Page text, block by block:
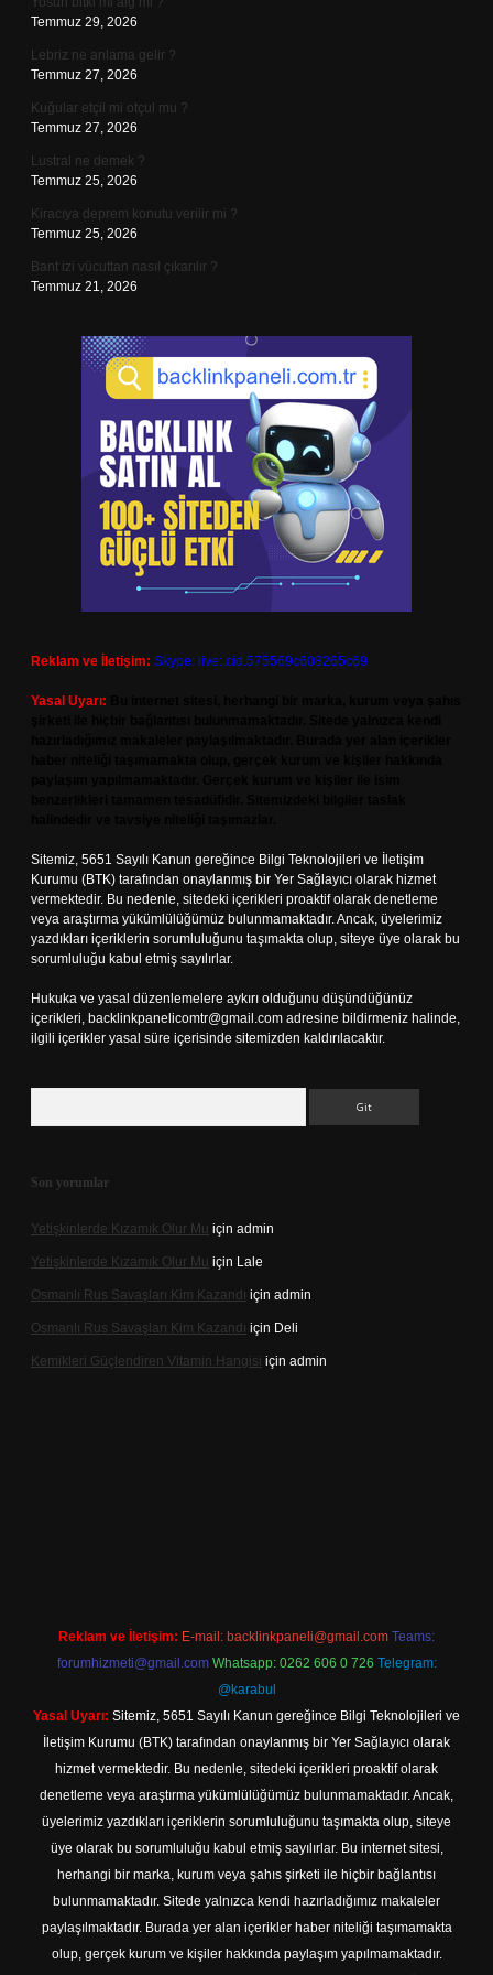
Temmuz 29, 2026
Lebriz ne anlama gelir ?
Temmuz 27, 2026
Kuğular etçil mi otçul mu ?
Temmuz 27, 2026
Lustral ne demek ?
Temmuz 25, 2026
Kiracıya deprem konutu verilir mi ?
Temmuz 25, 2026
Bant izi vücuttan nasıl çıkarılır ?
Temmuz 21, 2026
Reklam ve İletişim: Skype: live:.cid.575569c608265c69
Yasal Uyarı:
Sitemiz, 5651 Sayılı Kanun gereğince Bilgi Teknolojileri ve İletişim
Kurumu (BTK) tarafından onaylanmış bir Yer Sağlayıcı olarak hizmet
vermektedir. Bu nedenle, sitedeki içerikleri proaktif olarak denetleme
veya araştırma yükümlülüğümüz bulunmamaktadır. Ancak, üyelerimiz
yazdıkları içeriklerin sorumluluğunu taşımakta olup, siteye üye olarak bu
sorumluluğu kabul etmiş sayılırlar.
Hukuka ve yasal düzenlemelere aykırı olduğunu düşündüğünüz
içerikleri, backlinkpanelicomtr@gmail.com adresine bildirmeniz halinde,
ilgili içerikler yasal süre içerisinde sitemizden kaldırılacaktır.
Son yorumlar
Yetişkinlerde Kızamık Olur Mu için admin
Yetişkinlerde Kızamık Olur Mu için Lale
Osmanlı Rus Savaşları Kim Kazandı için admin
Osmanlı Rus Savaşları Kim Kazandı için Deli
Kemikleri Güçlendiren Vitamin Hangisi için admin
Reklam ve İletişim: E-mail: backlinkpaneli@gmail.com Teams:
forumhizmeti@gmail.com Whatsapp: 0262 606 0 726 Telegram:
@karabul
Yasal Uyarı: Sitemiz, 5651 Sayılı Kanun gereğince Bilgi Teknolojileri ve
İletişim Kurumu (BTK) tarafından onaylanmış bir Yer Sağlayıcı olarak
hizmet vermektedir. Bu nedenle, sitedeki içerikleri proaktif olarak
denetleme veya araştırma yükümlülüğümüz bulunmamaktadır. Ancak,
üyelerimiz yazdıkları içeriklerin sorumluluğunu taşımakta olup, siteye
üye olarak bu sorumluluğu kabul etmiş sayılırlar. Bu internet sitesi,
herhangi bir marka, kurum veya şahıs şirketi ile hiçbir bağlantısı
bulunmamaktadır. Sitede yalnızca kendi hazırladığımız makaleler
paylaşılmaktadır. Burada yer alan içerikler haber niteliği taşımamakta
olup, gerçek kurum ve kişiler hakkında paylaşım yapılmamaktadır.